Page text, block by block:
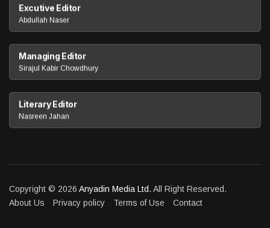
Excutive Editor
Abdullah Naser
Managing Editor
Sirajul Kabir Chowdhury
Literary Editor
Nasreen Jahan
Copyright © 2026 Anyadin Media Ltd. All Right Reserved.
About Us
Privacy policy Terms of Use Contact